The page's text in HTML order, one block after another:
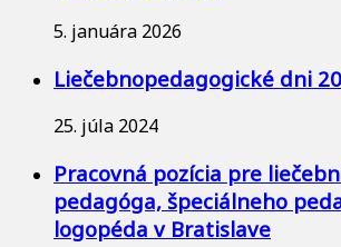
5. januára 2026
Liečebnopedagogické dni
25. júla 2024
Pracovná pozícia pre
pedagóga, špeciálneho
logopéda v Bratislave